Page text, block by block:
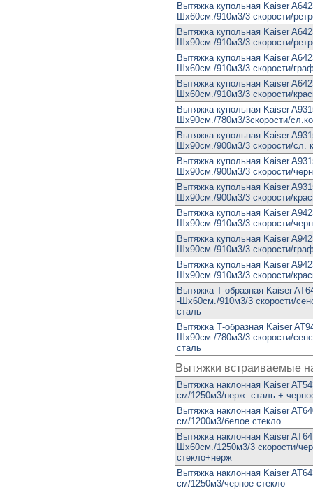
Вытяжка купольная Kaiser
Шx60см./910м3/3 скорости/
Вытяжка купольная Kaiser
Шx90см./910м3/3 скорости/
Вытяжка купольная Kaiser
Шx60см./910м3/3 скорости/
Вытяжка купольная Kaiser
Шx60см./910м3/3 скорости/
Вытяжка купольная Kaiser
Шx90см./780м3/3скорости/
Вытяжка купольная Kaiser
Шx90см./900м3/3 скорости/сл.
Вытяжка купольная Kaiser
Шx90см./900м3/3 скорости/
Вытяжка купольная Kaiser
Шx90см./900м3/3 скорости/
Вытяжка купольная Kaiser
Шx90см./910м3/3 скорости/
Вытяжка купольная Kaiser
Шx90см./910м3/3 скорости/
Вытяжка купольная Kaiser
Шx90см./910м3/3 скорости/
Вытяжка Т-образная Kaiser
-Шx60см./910м3/3 скорости/
сталь
Вытяжка Т-образная Kaiser
Шx90см./780м3/3 скорости/
сталь
Вытяжки встраиваемые
Вытяжка наклонная Kaiser
см/1250м3/нерж. сталь +
Вытяжка наклонная Kaiser
см/1200м3/белое стекло
Вытяжка наклонная Kaiser
Шx60см./1250м3/3 скорости/
стекло+нерж
Вытяжка наклонная Kaiser
см/1250м3/черное стекло